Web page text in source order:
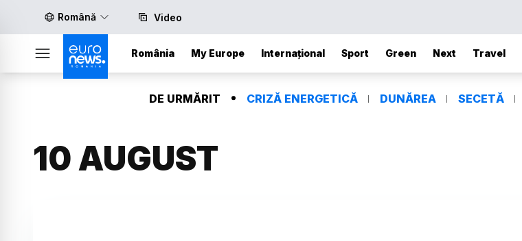
Română Video
România My Europe Internațional Sport Green Next Travel
DE URMĂRIT CRIZĂ ENERGETICĂ DUNĂREA SECETĂ
10 AUGUST